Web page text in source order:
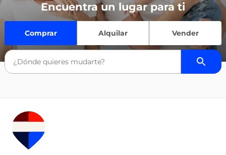
Encuentra un lugar para ti
Comprar Alquilar Vender